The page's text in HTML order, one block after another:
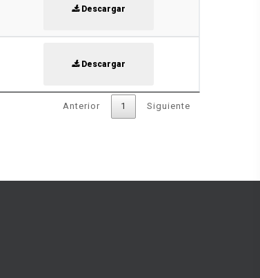
Descargar
Descargar
Anterior 1 Siguiente